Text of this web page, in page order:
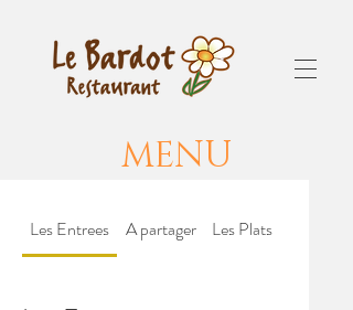
MENU
Les Entrees A partager Les Plats